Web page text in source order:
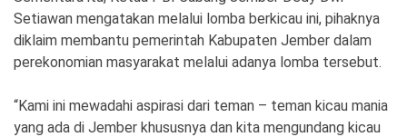
Setiawan mengatakan melalui lomba berkicau ini, pihaknya
diklaim membantu pemerintah Kabupaten Jember dalam
perekonomian masyarakat melalui adanya lomba tersebut.
“Kami ini mewadahi aspirasi dari teman – teman kicau mania
yang ada di Jember khususnya dan kita mengundang kicau